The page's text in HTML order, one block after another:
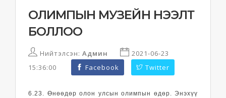
ОЛИМПЫН МУЗЕЙН НЭЭЛТ
БОЛЛОО
Нийтэлсэн: Админ
2021-06-23
15:36:00
Facebook Twitter
6.23 . Өнөөдөр олон улсын олимпын өдөр. Энэхүү